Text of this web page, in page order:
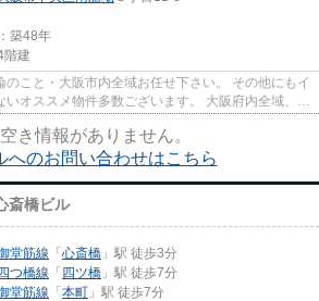
築48年
階建
のこと・大阪市内全域お任せ下さい。 その他にもイ
オススメ物件多数ございます。 大阪府内全域、経
き情報がありません。
へのお問い合わせはこちら
斎橋ビル
堂筋線 「心斎橋 」駅 徒歩3分
つ橋線 「四ツ橋 」駅 徒歩7分
堂筋線 「本町 」駅 徒歩7分